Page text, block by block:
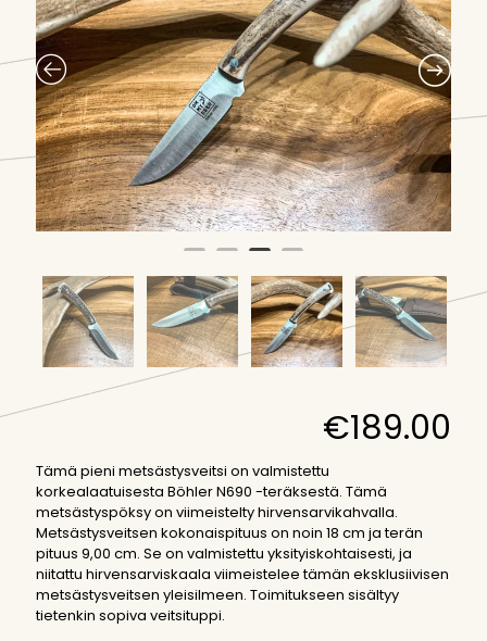
€189.00
Tämä pieni metsästysveitsi on valmistettu
korkealaatuisesta Böhler N690 -teräksestä. Tämä
metsästyspöksy on viimeistelty hirvensarvikahvalla.
Metsästysveitsen kokonaispituus on noin 18 cm ja terän
pituus 9,00 cm. Se on valmistettu yksityiskohtaisesti, ja
niitattu hirvensarviskaala viimeistelee tämän eksklusiivisen
metsästysveitsen yleisilmeen. Toimitukseen sisältyy
tietenkin sopiva veitsituppi.